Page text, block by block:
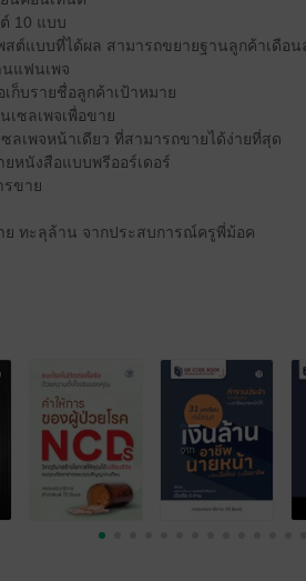
10 แบบ
สต์แบบที่ได้ผล สามารถขยายฐานลูกค้าเดือน
นแฟนเพจ
ก็บรายชื่อลูกค้าเป้าหมาย
ซลเพจเพื่อขาย
ลเพจหน้าเดียว ที่สามารถขายได้ง่ายที่สุด
หนังสือแบบพรีออร์เดอร์
รขาย
ย ทะลุล้าน จากประสบการณ์ครูพี่ม้อค